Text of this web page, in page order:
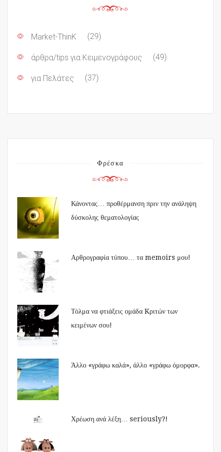
Market-ThinK (29)
άρθρα/tips για Κειμενογράφους (49)
για Πελάτες (37)
Φρέσκα
Κάνοντας… προθέρμανση πριν την ανάληψη
δύσκολης θεματολογίας
Αρθρογραφία τύπου… τα memoirs μου!
Τόλμα να φτιάξεις ομάδα Kριτών των
κειμένων σου!
Άλλο «γράφω καλά», άλλο «γράφω όμορφα».
Χρέωση ανά λέξη… seriously?!